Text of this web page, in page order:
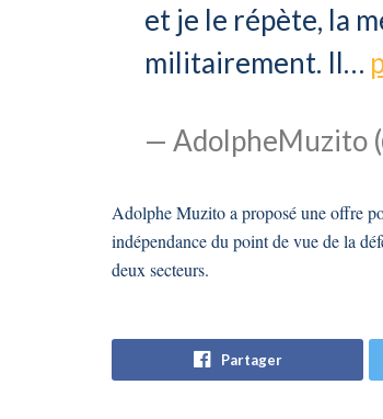
et je le répète, la
militairement. Il…
— AdolpheMuzito
Adolphe Muzito a proposé une offre
indépendance du point de vue de la
deux secteurs.
Partager